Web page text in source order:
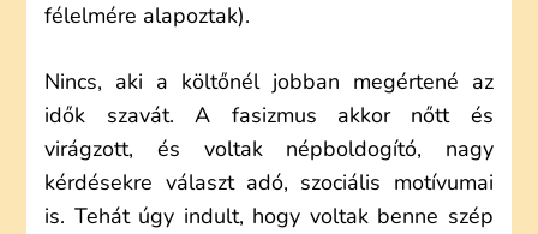
félelmére alapoztak).
Nincs, aki a költőnél jobban megértené az
idők szavát. A fasizmus akkor nőtt és
virágzott, és voltak népboldogító, nagy
kérdésekre választ adó, szociális motívumai
is. Tehát úgy indult, hogy voltak benne szép